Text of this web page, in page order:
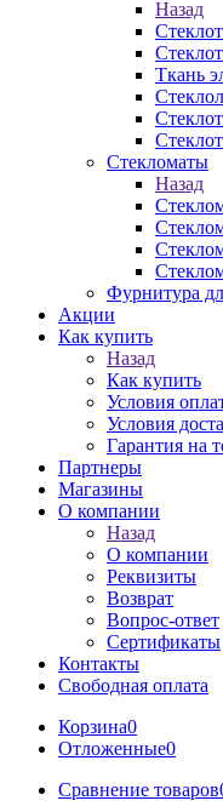
Назад
Ткань
Стекломаты
Назад
Фурнитура
Акции
Как купить
Назад
Как купить
Условия
Условия
Гарантия на
Партнеры
Магазины
О компании
Назад
О компании
Реквизиты
Возврат
Вопрос-ответ
Сертификаты
Контакты
Свободная оплата
Корзина0
Отложенные0
Сравнение товаров